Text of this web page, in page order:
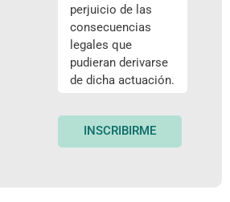
perjuicio de las
consecuencias
legales que
pudieran derivarse
de dicha actuación.
INSCRIBIRME